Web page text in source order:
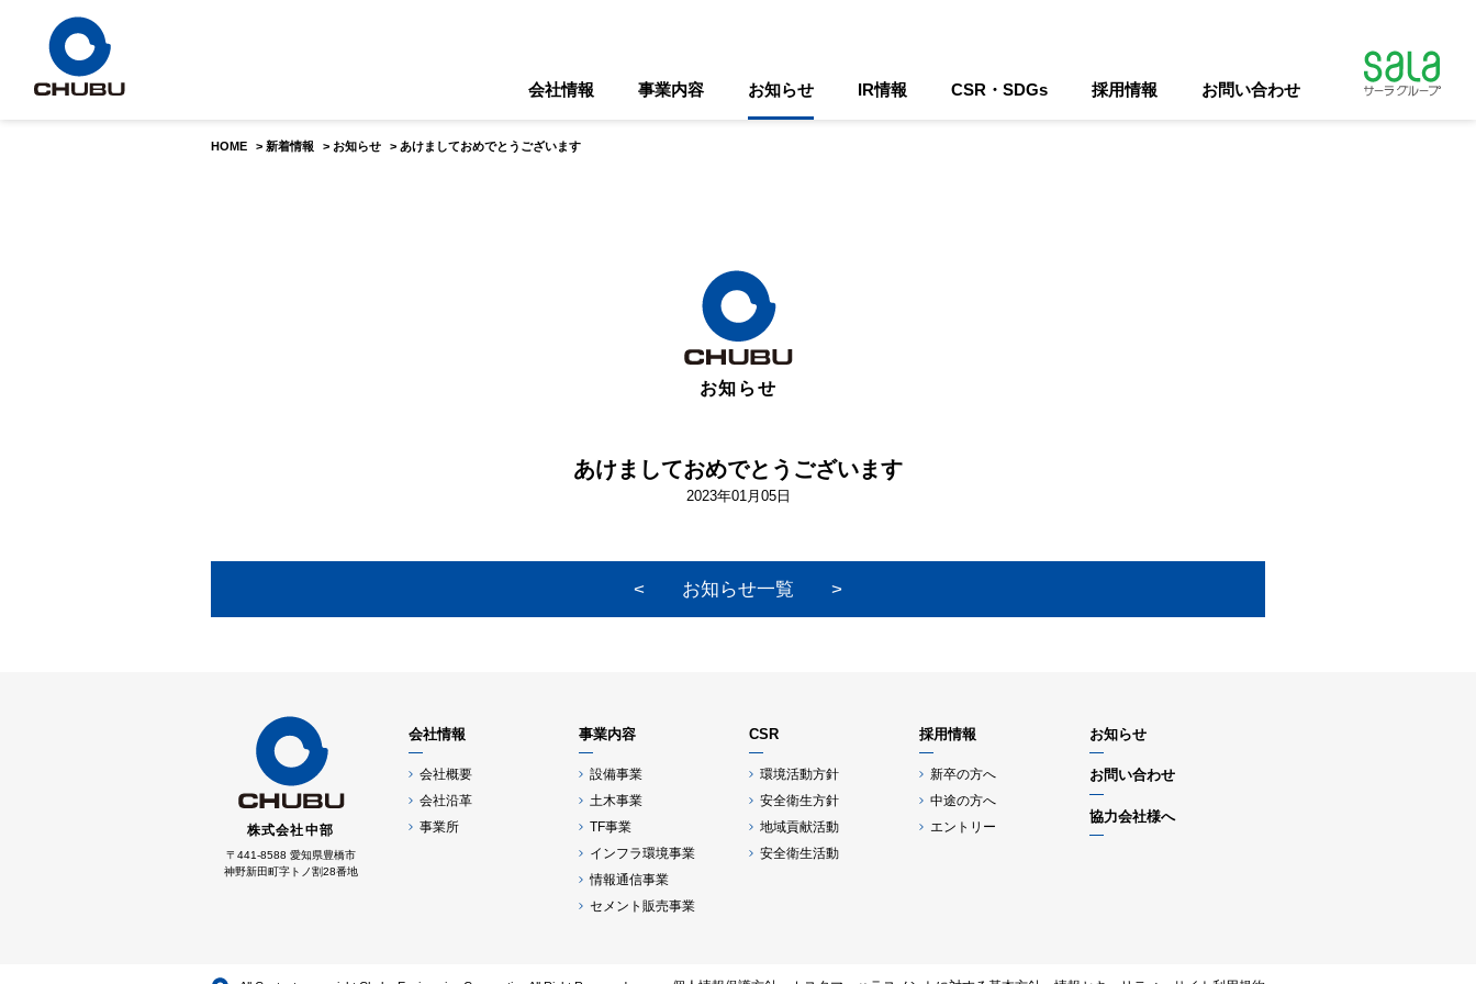
会社情報 事業内容 お知らせ IR情報 CSR・SDGs 採用情報 お問い合わせ
HOME > 新着情報 > お知らせ > あけましておめでとうございます
お知らせ
あけましておめでとうございます
2023年01月05日
< お知らせ一覧 >
株式会社中部
〒441-8588 愛知県豊橋市
神野新田町字トノ割28番地
会社情報
会社概要
会社沿革
事業所
事業内容
設備事業
土木事業
TF事業
インフラ環境事業
情報通信事業
セメント販売事業
CSR
環境活動方針
安全衛生方針
地域貢献活動
安全衛生活動
採用情報
新卒の方へ
中途の方へ
エントリー
お知らせ
お問い合わせ
協力会社様へ